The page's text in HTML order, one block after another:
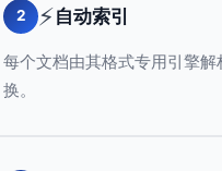
2 ⚡自动索引
每个文档由其格式专用引擎
换。